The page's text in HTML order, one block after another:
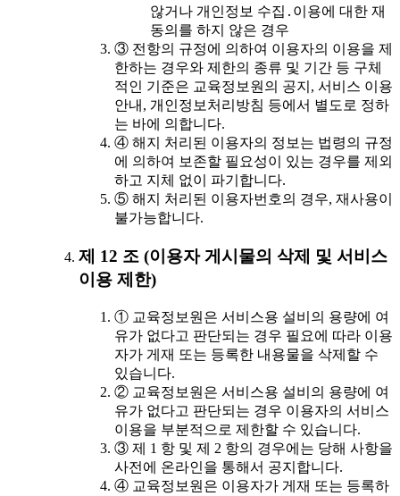
않거나 개인정보 수집․이용에 대한 재
동의를 하지 않은 경우
③ 전항의 규정에 의하여 이용자의 이용을 제
한하는 경우와 제한의 종류 및 기간 등 구체
적인 기준은 교육정보원의 공지, 서비스 이용
안내, 개인정보처리방침 등에서 별도로 정하
는 바에 의합니다.
④ 해지 처리된 이용자의 정보는 법령의 규정
에 의하여 보존할 필요성이 있는 경우를 제외
하고 지체 없이 파기합니다.
⑤ 해지 처리된 이용자번호의 경우, 재사용이
불가능합니다.
제 12 조 (이용자 게시물의 삭제 및 서비스
이용 제한)
① 교육정보원은 서비스용 설비의 용량에 여
유가 없다고 판단되는 경우 필요에 따라 이용
자가 게재 또는 등록한 내용물을 삭제할 수
있습니다.
② 교육정보원은 서비스용 설비의 용량에 여
유가 없다고 판단되는 경우 이용자의 서비스
이용을 부분적으로 제한할 수 있습니다.
③ 제 1 항 및 제 2 항의 경우에는 당해 사항을
사전에 온라인을 통해서 공지합니다.
④ 교육정보원은 이용자가 게재 또는 등록하